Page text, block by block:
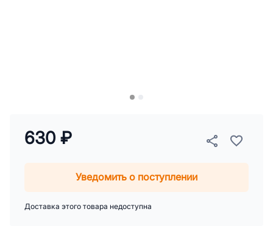
630 ₽
Уведомить о поступлении
Доставка этого товара недоступна